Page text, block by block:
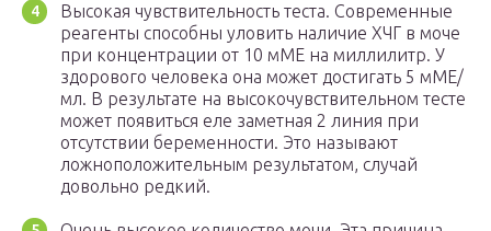
Высокая чувствительность теста. Современные
реагенты способны уловить наличие ХЧГ в моче
при концентрации от 10 мМЕ на миллилитр. У
здорового человека она может достигать 5 мМЕ/
мл. В результате на высокочувствительном тесте
может появиться еле заметная 2 линия при
отсутствии беременности. Это называют
ложноположительным результатом, случай
довольно редкий.